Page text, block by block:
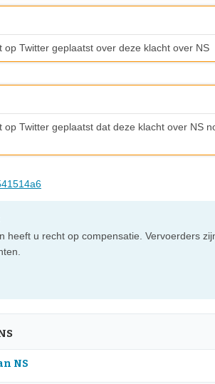
op Twitter geplaatst over deze klacht over NS
op Twitter geplaatst dat deze klacht over NS
heeft u recht op compensatie. Vervoerders
NS